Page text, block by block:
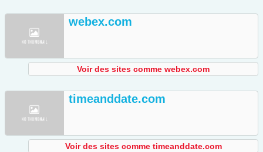
webex.com
Voir des sites comme webex.com
timeanddate.com
Voir des sites comme timeanddate.com